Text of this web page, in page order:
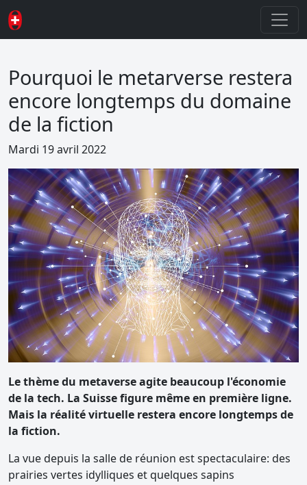
Pourquoi le metarverse restera
encore longtemps du domaine
de la fiction
Mardi 19 avril 2022
Le thème du metaverse agite beaucoup l'économie
de la tech. La Suisse figure même en première ligne.
Mais la réalité virtuelle restera encore longtemps de
la fiction.
La vue depuis la salle de réunion est spectaculaire: des
prairies vertes idylliques et quelques sapins